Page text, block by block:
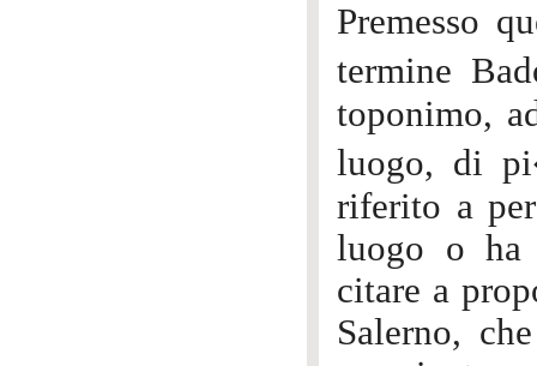
Premesso
termine
toponimo,
luogo, di
riferito a
luogo o ha
citare a
Salerno,